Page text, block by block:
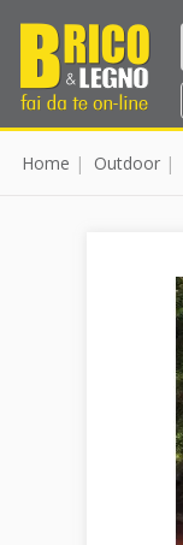
Home Outdoor